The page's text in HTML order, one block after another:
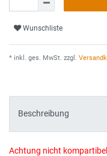
Wunschliste
* inkl. ges. MwSt. zzgl.
Beschreibung
Achtung nicht